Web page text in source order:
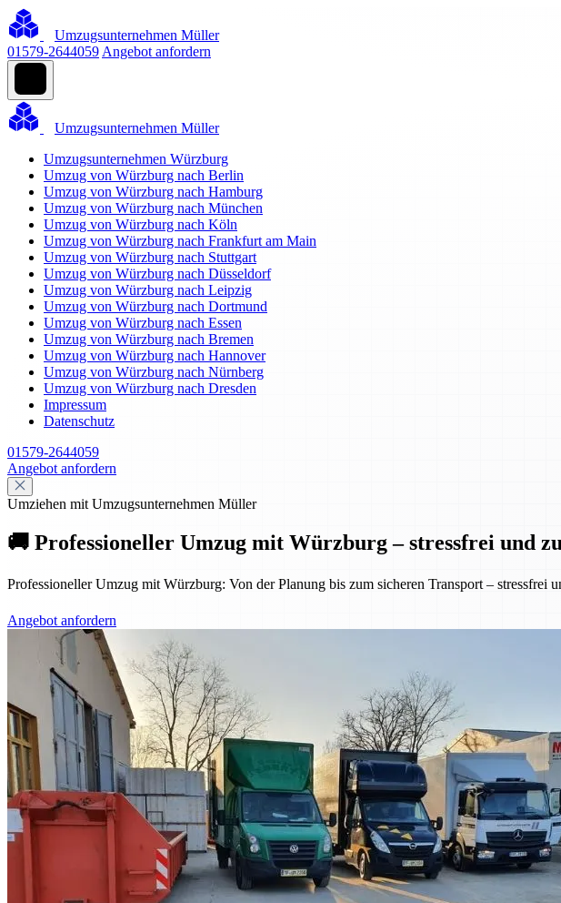
Umzugsunternehmen Müller
01579-2644059 Angebot anfordern
Umzugsunternehmen Müller
Umzugsunternehmen Würzburg
Umzug von Würzburg nach Berlin
Umzug von Würzburg nach Hamburg
Umzug von Würzburg nach München
Umzug von Würzburg nach Köln
Umzug von Würzburg nach Frankfurt am Main
Umzug von Würzburg nach Stuttgart
Umzug von Würzburg nach Düsseldorf
Umzug von Würzburg nach Leipzig
Umzug von Würzburg nach Dortmund
Umzug von Würzburg nach Essen
Umzug von Würzburg nach Bremen
Umzug von Würzburg nach Hannover
Umzug von Würzburg nach Nürnberg
Umzug von Würzburg nach Dresden
Impressum
Datenschutz
01579-2644059
Angebot anfordern
Umziehen mit Umzugsunternehmen Müller
🚚 Professioneller Umzug mit Würzburg – stressfrei und
Professioneller Umzug mit Würzburg: Von der Planung bis zum sicheren Transport – stressfrei
Angebot anfordern